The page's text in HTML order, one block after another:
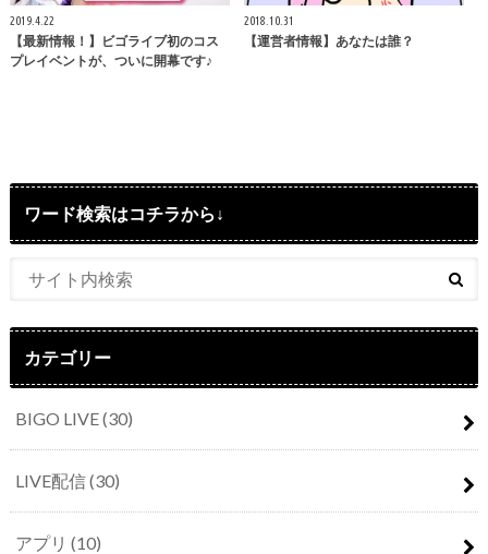
2019.4.22
【最新情報！】ビゴライブ初のコス
プレイベントが、ついに開幕です♪
2018.10.31
【運営者情報】あなたは誰？
ワード検索はコチラから↓
カテゴリー
BIGO LIVE(30)
LIVE配信(30)
アプリ (10)